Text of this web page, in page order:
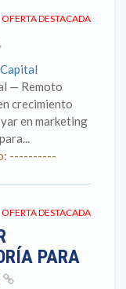
OFERTA DESTACADA
— Remoto
crecimiento
en marketing
----------
OFERTA DESTACADA
PARA